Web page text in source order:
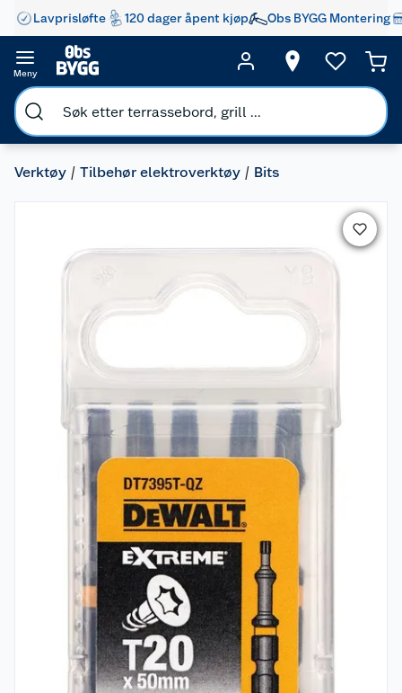
Lavprisløfte 120 dager åpent kjøp Obs BYGG Montering
Meny
Verktøy Tilbehør elektroverktøy Bits